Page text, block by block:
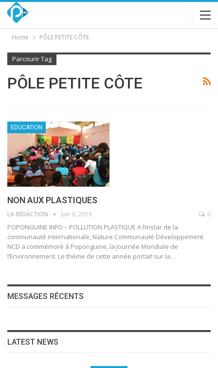
Home PÔLE PETITE CÔTE
Parcourir Tag
PÔLE PETITE CÔTE
EDUCATION
NON AUX PLASTIQUES
LA RÉDACTION Juin 6, 2018 0
POPONGUINE INFO – POLLUTION PLASTIQUE A l’instar de la
communauté internationale, Nature Communauté Développement
NCD a commémoré à Poponguine, la Journée Mondiale de
l’Environnement. Le thème de cette année portait sur la…
MESSAGES RÉCENTS
LATEST NEWS